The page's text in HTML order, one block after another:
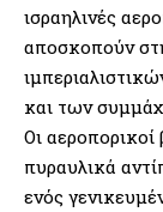
ισραηλινές
αποσκοπούν
και των
Οι αεροπορικοί
πυραυλικά
ενός